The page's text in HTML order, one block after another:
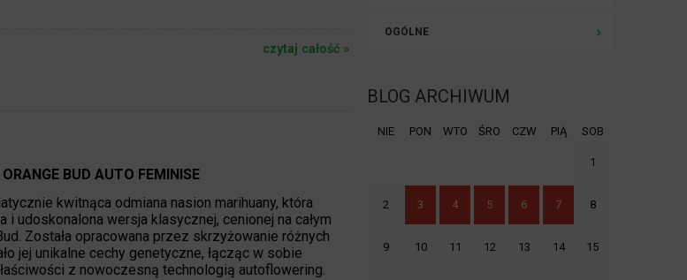
czytaj całość »
BUD AUTO FEMINISE
kwitnąca odmiana nasion marihuany, która
i udoskonalona wersja klasycznej, cenionej na całym
Została opracowana przez skrzyżowanie różnych
jej unikalne cechy genetyczne, łącząc w sobie
z nowoczesną technologią autoflowering.
OGÓLNE
BLOG ARCHIWUM
NIE PON WTO ŚRO CZW PIĄ SOB
1
2 3 4 5 6 7 8
9 10 11 12 13 14 15